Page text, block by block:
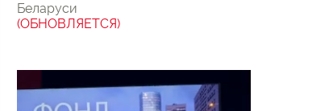
Беларуси
(ОБНОВЛЯЕТСЯ)